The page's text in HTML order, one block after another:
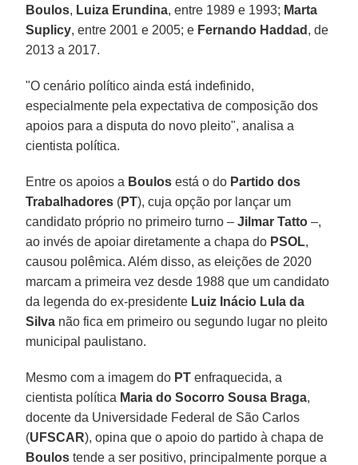
Boulos, Luiza Erundina, entre 1989 e 1993; Marta
Suplicy, entre 2001 e 2005; e Fernando Haddad , de
2013 a 2017.
"O cenário político ainda está indefinido,
especialmente pela expectativa de composição dos
apoios para a disputa do novo pleito", analisa a
cientista política.
Entre os apoios a Boulos está o do Partido dos
Trabalhadores (PT), cuja opção por lançar um
candidato próprio no primeiro turno –Jilmar Tatto –,
ao invés de apoiar diretamente a chapa do PSOL,
causou polêmica. Além disso, as eleições de 2020
marcam a primeira vez desde 1988 que um candidato
da legenda do ex-presidente Luiz Inácio Lula da
Silva não fica em primeiro ou segundo lugar no pleito
municipal paulistano.
Mesmo com a imagem do PT enfraquecida, a
cientista política Maria do Socorro Sousa Braga,
docente da Universidade Federal de São Carlos
(UFSCAR), opina que o apoio do partido à chapa de
Boulos tende a ser positivo, principalmente porque a